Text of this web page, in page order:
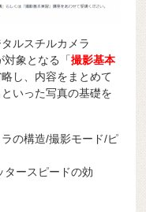
ルスチルカメラ
対象となる「撮影基本
し、内容をまとめて
いった写真の基礎を
の構造/撮影モード/ピ
タースピードの効